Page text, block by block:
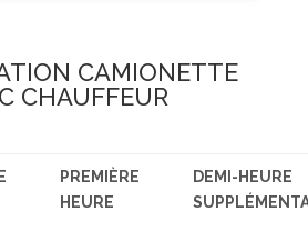
CAMIONETTE
CHAUFFEUR
PREMIÈRE
HEURE
DEMI-HEURE